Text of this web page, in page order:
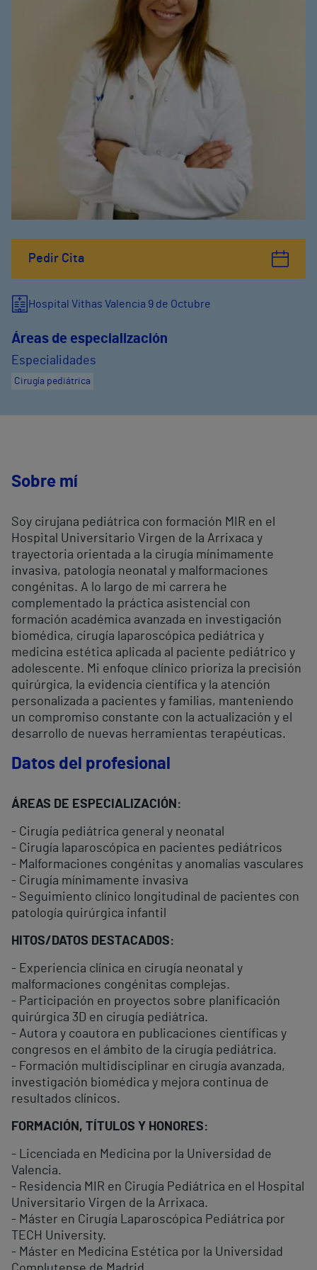
Pedir Cita
Hospital Vithas Valencia 9 de Octubre
Áreas de especialización
Especialidades
Cirugía pediátrica
Sobre mí
Soy cirujana pediátrica con formación MIR en el
Hospital Universitario Virgen de la Arrixaca y
trayectoria orientada a la cirugía mínimamente
invasiva, patología neonatal y malformaciones
congénitas. A lo largo de mi carrera he
complementado la práctica asistencial con
formación académica avanzada en investigación
biomédica, cirugía laparoscópica pediátrica y
medicina estética aplicada al paciente pediátrico y
adolescente. Mi enfoque clínico prioriza la precisión
quirúrgica, la evidencia científica y la atención
personalizada a pacientes y familias, manteniendo
un compromiso constante con la actualización y el
desarrollo de nuevas herramientas terapéuticas.
Datos del profesional
ÁREAS DE ESPECIALIZACIÓN:
- Cirugía pediátrica general y neonatal
- Cirugía laparoscópica en pacientes pediátricos
- Malformaciones congénitas y anomalías vasculares
- Cirugía mínimamente invasiva
- Seguimiento clínico longitudinal de pacientes con
patología quirúrgica infantil
HITOS/DATOS DESTACADOS:
- Experiencia clínica en cirugía neonatal y
malformaciones congénitas complejas.
- Participación en proyectos sobre planificación
quirúrgica 3D en cirugía pediátrica.
- Autora y coautora en publicaciones científicas y
congresos en el ámbito de la cirugía pediátrica.
- Formación multidisciplinar en cirugía avanzada,
investigación biomédica y mejora continua de
resultados clínicos.
FORMACIÓN, TÍTULOS Y HONORES:
- Licenciada en Medicina por la Universidad de
Valencia.
- Residencia MIR en Cirugía Pediátrica en el Hospital
Universitario Virgen de la Arrixaca.
- Máster en Cirugía Laparoscópica Pediátrica por
TECH University.
- Máster en Medicina Estética por la Universidad